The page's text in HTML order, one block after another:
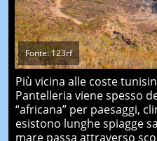
Fonte: 123rf
Più vicina alle coste
Pantelleria viene spesso
“africana” per paesaggi,
esistono lunghe spiagge
mare passa attraverso